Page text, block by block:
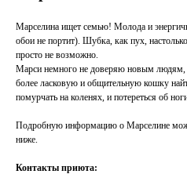
Марселина ищет семью! Молода и
обои не портит). Шубка, как пух,
просто не возможно.
Марси немного не доверяю новым людям,
более ласковую и общительную кошку
помурчать на коленях, и потереться об
Подробную информацию о Марселине
ниже.
Контакты приюта: